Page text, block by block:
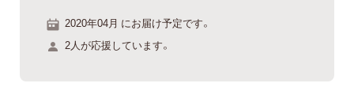
2020年04月 にお届け予定です。
2人が応援しています。